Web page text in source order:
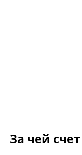
За чей